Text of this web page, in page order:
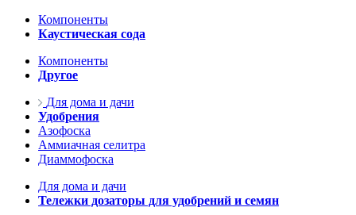
Компоненты
Каустическая сода
Компоненты
Другое
Для дома и дачи
Удобрения
Азофоска
Аммиачная селитра
Диаммофоска
Для дома и дачи
Тележки дозаторы для удобрений и семян